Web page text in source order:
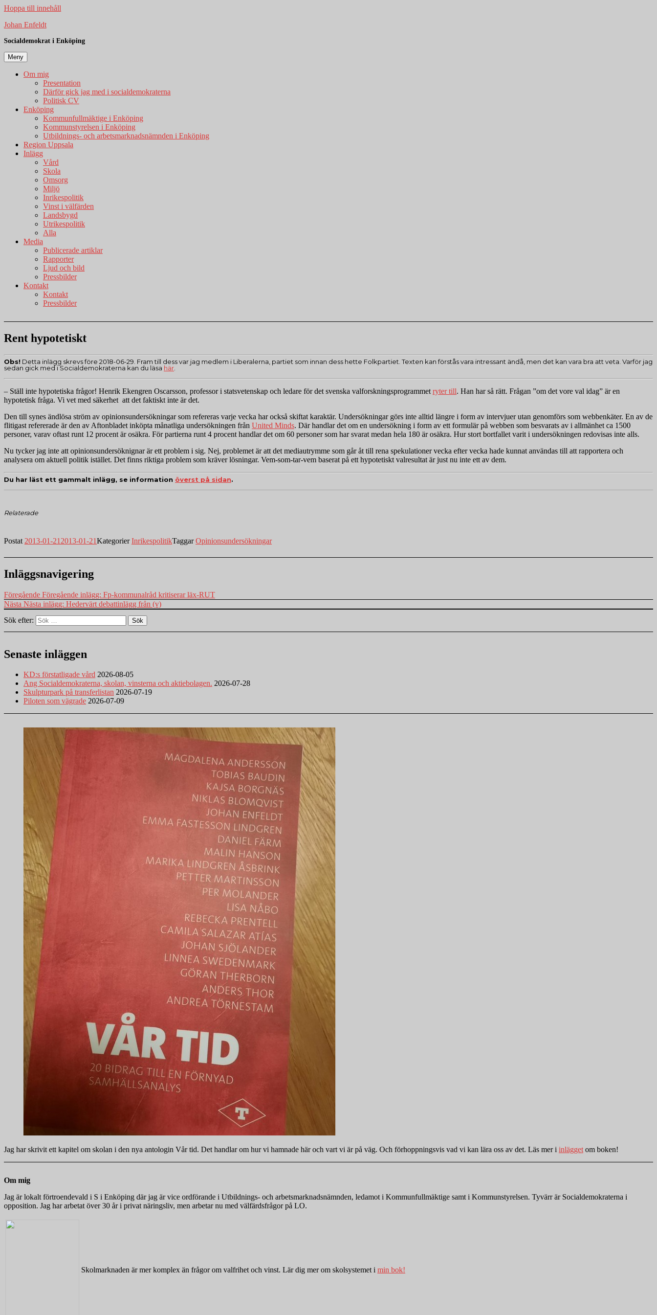
Hoppa till innehåll
Johan Enfeldt
Socialdemokrat i Enköping
Meny
Om mig
Presentation
Därför gick jag med i socialdemokraterna
Politisk CV
Enköping
Kommunfullmäktige i Enköping
Kommunstyrelsen i Enköping
Utbildnings- och arbetsmarknadsnämnden i Enköping
Region Uppsala
Inlägg
Vård
Skola
Omsorg
Miljö
Inrikespolitik
Vinst i välfärden
Landsbygd
Utrikespolitik
Alla
Media
Publicerade artiklar
Rapporter
Ljud och bild
Pressbilder
Kontakt
Kontakt
Pressbilder
Rent hypotetiskt
Obs! Detta inlägg skrevs före 2018-06-29. Fram till dess var jag medlem i Liberalerna, partiet som innan dess hette Folkpartiet. Texten kan förstås vara intressant ändå, men det kan vara bra att veta. Varför jag
sedan gick med i Socialdemokraterna kan du läsa här.
– Ställ inte hypotetiska frågor! Henrik Ekengren Oscarsson, professor i statsvetenskap och ledare för det svenska valforskningsprogrammet ryter till. Han har så rätt. Frågan ”om det vore val idag” är en
hypotetisk fråga. Vi vet med säkerhet att det faktiskt inte är det.
Den till synes ändlösa ström av opinionsundersökningar som refereras varje vecka har också skiftat karaktär. Undersökningar görs inte alltid längre i form av intervjuer utan genomförs som webbenkäter. En av de
flitigast refererade är den av Aftonbladet inköpta månatliga undersökningen från United Minds. Där handlar det om en undersökning i form av ett formulär på webben som besvarats av i allmänhet ca 1500
personer, varav oftast runt 12 procent är osäkra. För partierna runt 4 procent handlar det om 60 personer som har svarat medan hela 180 är osäkra. Hur stort bortfallet varit i undersökningen redovisas inte alls.
Nu tycker jag inte att opinionsundersöknignar är ett problem i sig. Nej, problemet är att det mediautrymme som går åt till rena spekulationer vecka efter vecka hade kunnat användas till att rapportera och
analysera om aktuell politik istället. Det finns riktiga problem som kräver lösningar. Vem-som-tar-vem baserat på ett hypotetiskt valresultat är just nu inte ett av dem.
Du har läst ett gammalt inlägg, se information överst på sidan.
Relaterade
Postat 2013-01-21 2013-01-21KategorierInrikespolitikTaggarOpinionsundersökningar
Inläggsnavigering
Föregående Föregående inlägg: Fp-kommunalråd kritiserar läx-RUT
Nästa Nästa inlägg: Hedervärt debattinlägg från (v)
Sök efter:
Sök
Senaste inläggen
KD:s förstatligade vård 2026-08-05
Ang Socialdemokraterna, skolan, vinsterna och aktiebolagen. 2026-07-28
Skulpturpark på transferlistan 2026-07-19
Piloten som vägrade 2026-07-09
Jag har skrivit ett kapitel om skolan i den nya antologin Vår tid. Det handlar om hur vi hamnade här och vart vi är på väg. Och förhoppningsvis vad vi kan lära oss av det. Läs mer i inläggetom boken!
Om mig
Jag är lokalt förtroendevald i S i Enköping där jag är vice ordförande i Utbildnings- och arbetsmarknadsnämnden, ledamot i Kommunfullmäktige samt i Kommunstyrelsen. Tyvärr är Socialdemokraterna i
opposition. Jag har arbetat över 30 år i privat näringsliv, men arbetar nu med välfärdsfrågor på LO.
Skolmarknaden är mer komplex än frågor om valfrihet och vinst. Lär dig mer om skolsystemet i min bok!